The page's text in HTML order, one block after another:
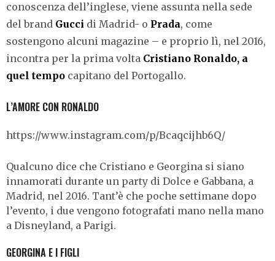
conoscenza dell’inglese, viene assunta nella sede
del brand Gucci di Madrid- o Prada, come
sostengono alcuni magazine – e proprio lì, nel 2016,
incontra per la prima volta Cristiano Ronaldo, a
quel tempo capitano del Portogallo.
L’AMORE CON RONALDO
https://www.instagram.com/p/Bcaqcijhb6Q/
Qualcuno dice che Cristiano e Georgina si siano
innamorati durante un party di Dolce e Gabbana, a
Madrid, nel 2016. Tant’è che poche settimane dopo
l’evento, i due vengono fotografati mano nella mano
a Disneyland, a Parigi.
GEORGINA E I FIGLI